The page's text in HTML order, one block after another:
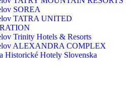
SOREA
TATRA UNITED
Trinity Hotels & Resorts
ALEXANDRA COMPLEX
Historické Hotely Slovenska